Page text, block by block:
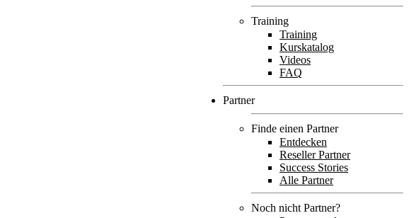
Training
Training
Kurskatalog
Videos
FAQ
Partner
Finde einen Partner
Entdecken
Reseller Partner
Success Stories
Alle Partner
Noch nicht Partner?